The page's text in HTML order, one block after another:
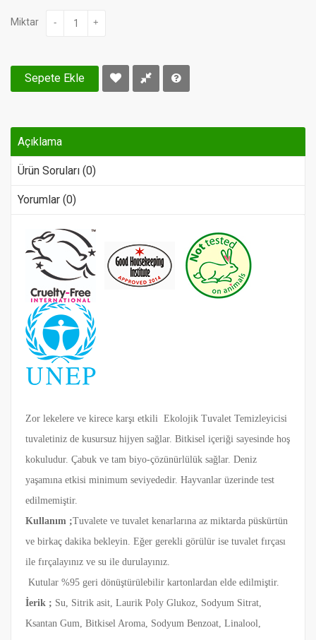
Miktar - +
Sepete Ekle
Açıklama
Ürün Soruları (0)
Yorumlar (0)
Zor lekelere ve kirece karşı etkili Ekolojik Tuvalet Temizleyicisi
tuvaletiniz de kusursuz hijyen sağlar. Bitkisel içeriği sayesinde hoş
kokuludur. Çabuk ve tam biyo-çözünürlülük sağlar. Deniz
yaşamına etkisi minimum seviyededir. Hayvanlar üzerinde test
edilmemiştir.
Kullanım ;Tuvalete ve tuvalet kenarlarına az miktarda püskürtün
ve birkaç dakika bekleyin. Eğer gerekli görülür ise tuvalet fırçası
ile fırçalayınız ve su ile durulayınız.
Kutular %95 geri dönüştürülebilir kartonlardan elde edilmiştir.
İerik ; Su, Sitrik asit, Laurik Poly Glukoz, Sodyum Sitrat,
Ksantan Gum, Bitkisel Aroma, Sodyum Benzoat, Linalool,